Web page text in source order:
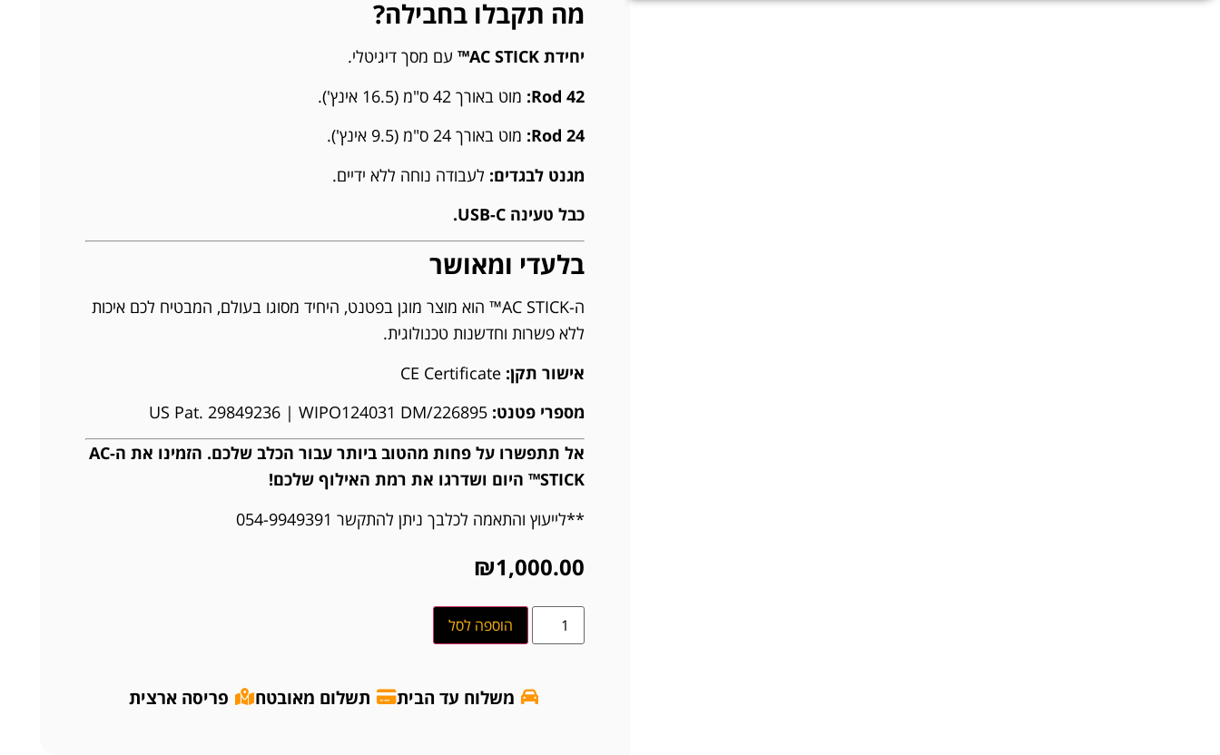
מה תקבלו בחבילה?
יחידת AC STICK™
עם מסך דיגיטלי.
Rod 42: מוט באורך 42 ס"מ (16.5 אינץ').
Rod 24: מוט באורך 24 ס"מ (9.5 אינץ').
מגנט לבגדים: לעבודה נוחה ללא ידיים.
כבל טעינה USB-C.
בלעדי ומאושר
ה-AC STICK™ הוא מוצר מוגן בפטנט, היחיד מסוגו בעולם, המבטיח לכם איכות
ללא פשרות וחדשנות טכנולוגית.
אישור תקן:
מספרי פטנט:
אל תתפשרו על פחות מהטוב ביותר עבור הכלב שלכם. הזמינו את ה-AC
STICK™ היום ושדרגו את רמת האילוף שלכם!
**לייעוץ והתאמה לכלבך ניתן להתקשר 054-9949391
₪1,000.00
הוספה לסל
משלוח עד הבית תשלום מאובטח פריסה ארצית